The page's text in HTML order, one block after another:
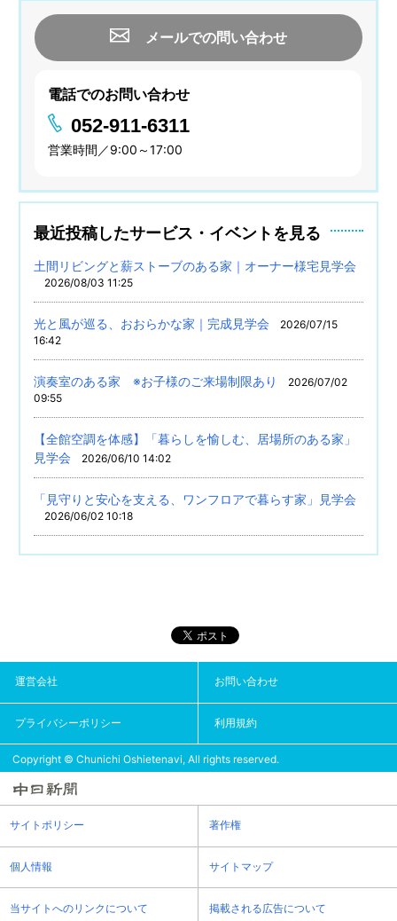
メールでの問い合わせ
電話でのお問い合わせ
052-911-6311
営業時間／9:00～17:00
最近投稿したサービス・イベントを見る
土間リビングと薪ストーブのある家｜オーナー様宅見学会
2026/08/03 11:25
光と風が巡る、おおらかな家｜完成見学会
2026/07/15
16:42
演奏室のある家 ※お子様のご来場制限あり
2026/07/02
09:55
【全館空調を体感】「暮らしを愉しむ、居場所のある家」
見学会
2026/06/10 14:02
「見守りと安心を支える、ワンフロアで暮らす家」見学会
2026/06/02 10:18
運営会社 お問い合わせ
プライバシーポリシー 利用規約
Copyright © Chunichi Oshietenavi, All rights reserved.
サイトポリシー 著作権
個人情報 サイトマップ
当サイトへのリンクについて 掲載される広告について